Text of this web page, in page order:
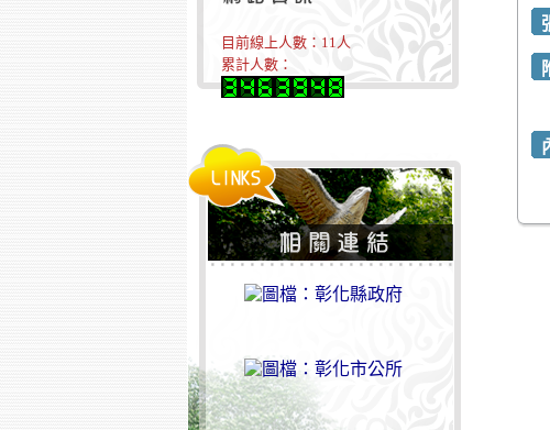
目前線上人數： 11人
累計人數：